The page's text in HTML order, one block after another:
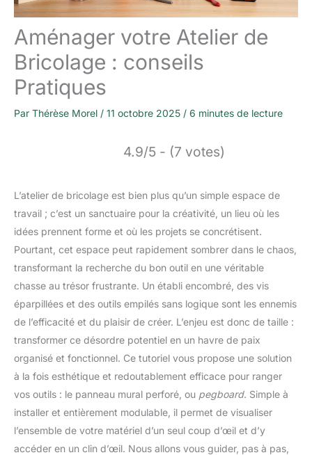
Aménager votre Atelier de
Bricolage : conseils
Pratiques
Par Thérèse Morel / 11 octobre 2025 / 6 minutes de lecture
4.9/5 - (7 votes)
L’atelier de bricolage est bien plus qu’un simple espace de
travail ; c’est un sanctuaire pour la créativité, un lieu où les
idées prennent forme et où les projets se concrétisent.
Pourtant, cet espace peut rapidement sombrer dans le chaos,
transformant la recherche du bon outil en une véritable
chasse au trésor frustrante. Un établi encombré, des vis
éparpillées et des outils empilés sans logique sont les ennemis
de l’efficacité et du plaisir de créer. L’enjeu est donc de taille :
transformer ce désordre potentiel en un havre de paix
organisé et fonctionnel. Ce tutoriel vous propose une solution
à la fois esthétique et redoutablement efficace pour ranger
vos outils : le panneau mural perforé, ou pegboard. Simple à
installer et entièrement modulable, il permet de visualiser
l’ensemble de votre matériel d’un seul coup d’œil et d’y
accéder en un clin d’œil. Nous allons vous guider, pas à pas,